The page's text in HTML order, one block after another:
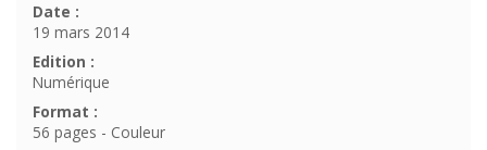
Date :
19 mars 2014
Edition :
Numérique
Format :
56 pages - Couleur